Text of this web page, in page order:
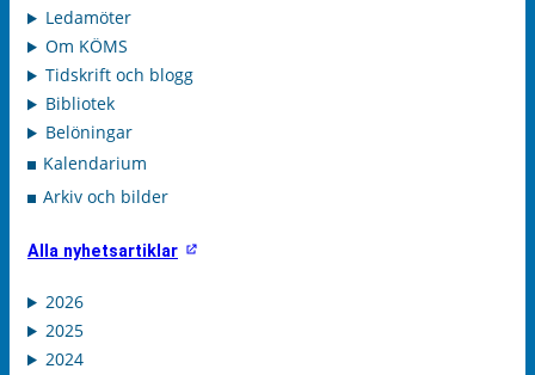
Ledamöter
Om KÖMS
Tidskrift och blogg
Bibliotek
Belöningar
Kalendarium
Arkiv och bilder
Alla nyhetsartiklar
2026
2025
2024